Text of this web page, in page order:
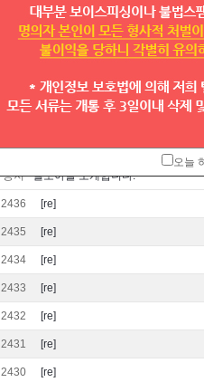
오늘
대표번호실시간조회
공지 1544대표번호신청서/1644대표번
고객센터 운영시간 안내
공지 대표번호 실시간 조회방법
공지 텔모아를 소개합니다.
2436 [re]
2435 [re]
2434 [re]
2433 [re]
2432 [re]
2431 [re]
2430 [re]